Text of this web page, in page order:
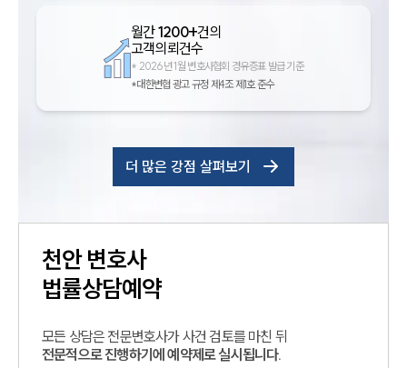
월간1200+건의
고객의뢰건수
* 2026년 1월 변호사협회 경유증표 발급 기준
*대한변협 광고 규정 제4조 제1호 준수
더 많은 강점 살펴보기
천안변호사
법률상담예약
모든 상담은 전문변호사가 사건 검토를 마친 뒤
전문적으로 진행하기에 예약제로 실시됩니다.